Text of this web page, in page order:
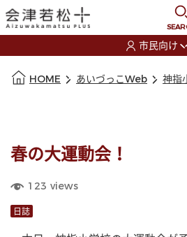
市民向け
HOME あいづっこWeb 神指
春の大運動会！
123 views
日誌